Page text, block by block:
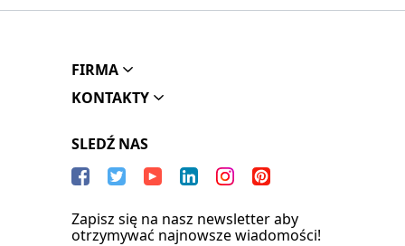
FIRMA
KONTAKTY
SLEDŹ NAS
Zapisz się na nasz newsletter aby
otrzymywać najnowsze wiadomości!